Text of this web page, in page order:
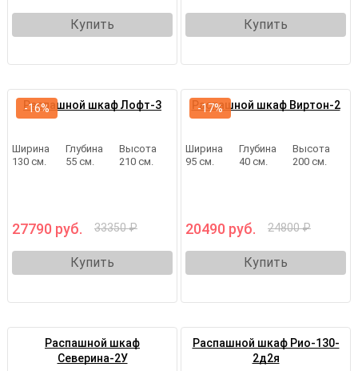
Купить Купить
Распашной шкаф Лофт-3
Ширина
130 см.
Глубина
55 см.
Высота
210 см.
27790 руб. 33350 ₽
Купить
-16% Распашной шкаф Виртон-2
Ширина
95 см.
Глубина
40 см.
Высота
200 см.
20490 руб. 24800 ₽
Купить
-17%
Распашной шкаф
Северина-2У
Распашной шкаф Рио-130-
2д2я